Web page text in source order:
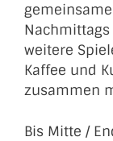
weitere
Kaffee und
zusammen
Bis Mitte /